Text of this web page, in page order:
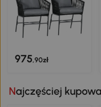
975,90zł
Najczęściej